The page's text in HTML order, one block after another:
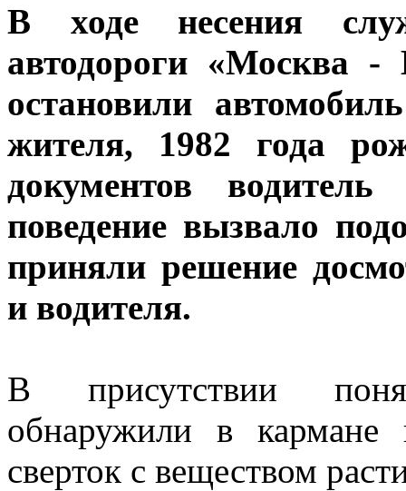
В ходе несения
автодороги «Москва
остановили
жителя, 1982 года
документов
поведение вызвало
приняли решение
и водителя.
В присутствии
обнаружили в кармане
сверток с веществом